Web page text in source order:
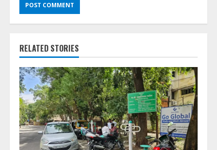
RELATED STORIES